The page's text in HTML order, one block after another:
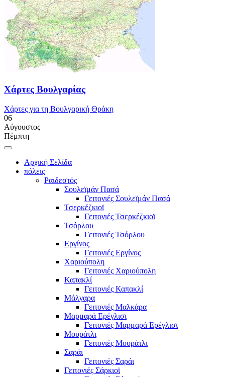
Χάρτες Βουλγαρίας
Χάρτες για τη Βουλγαρική Θράκη
06
Αύγουστος
Πέμπτη
Αρχική Σελίδα
πόλεις
Ραιδεστός
Σουλεϊμάν Πασά
Γειτονιές Σουλεϊμάν Πασά
Τσερκέζκιοϊ
Γειτονιές Τσερκέζκιοϊ
Τσόρλου
Γειτονιές Τσόρλου
Εργίνος
Γειτονιές Εργίνος
Χαριούπολη
Γειτονιές Χαριούπολη
Καπακλί
Γειτονιές Καπακλί
Μάλγαρα
Γειτονιές Μαλκάρα
Μαρμαρά Ερέγλισι
Γειτονιές Μαρμαρά Ερέγλισι
Μουράτλι
Γειτονιές Μουράτλι
Σαράι
Γειτονιές Σαράι
Γειτονιές Σάρκιοϊ